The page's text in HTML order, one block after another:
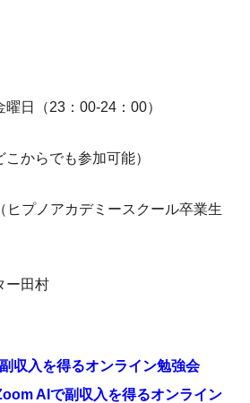
日（23：00-24：00）
からでも参加可能）
ヒプノアカデミースクール卒業生
ー田村
収入を得るオンライン勉強会
AIで副収入を得るオンライン